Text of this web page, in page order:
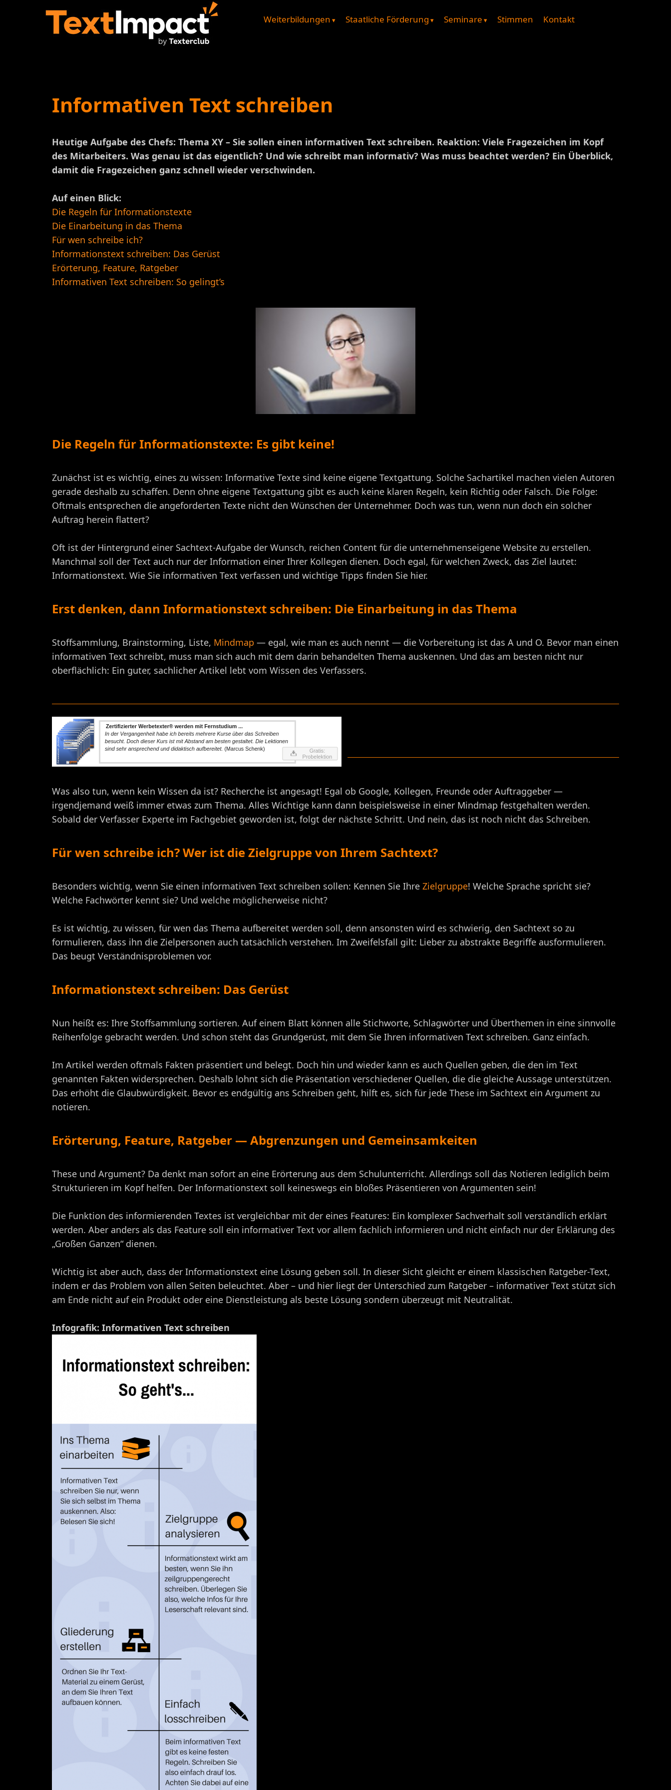
Weiterbildungen Staatliche Förderung Seminare Stimmen Kontakt
Informativen Text schreiben
Heutige Aufgabe des Chefs: Thema XY – Sie sollen einen informativen Text schreiben. Reaktion: Viele Fragezeichen im Kopf
des Mitarbeiters. Was genau ist das eigentlich? Und wie schreibt man informativ? Was muss beachtet werden? Ein Überblick,
damit die Fragezeichen ganz schnell wieder verschwinden.
Auf einen Blick:
Die Regeln für Informationstexte
Die Einarbeitung in das Thema
Für wen schreibe ich?
Informationstext schreiben: Das Gerüst
Erörterung, Feature, Ratgeber
Informativen Text schreiben: So gelingt’s
Die Regeln für Informationstexte: Es gibt keine!
Zunächst ist es wichtig, eines zu wissen: Informative Texte sind keine eigene Textgattung. Solche Sachartikel machen vielen Autoren
gerade deshalb zu schaffen. Denn ohne eigene Textgattung gibt es auch keine klaren Regeln, kein Richtig oder Falsch. Die Folge:
Oftmals entsprechen die angeforderten Texte nicht den Wünschen der Unternehmer. Doch was tun, wenn nun doch ein solcher
Auftrag herein flattert?
Oft ist der Hintergrund einer Sachtext-Aufgabe der Wunsch, reichen Content für die unternehmenseigene Website zu erstellen.
Manchmal soll der Text auch nur der Information einer Ihrer Kollegen dienen. Doch egal, für welchen Zweck, das Ziel lautet:
Informationstext. Wie Sie informativen Text verfassen und wichtige Tipps finden Sie hier.
Erst denken, dann Informationstext schreiben: Die Einarbeitung in das Thema
Stoffsammlung, Brainstorming, Liste, Mindmap — egal, wie man es auch nennt — die Vorbereitung ist das A und O. Bevor man einen
informativen Text schreibt, muss man sich auch mit dem darin behandelten Thema auskennen. Und das am besten nicht nur
oberflächlich: Ein guter, sachlicher Artikel lebt vom Wissen des Verfassers.
Was also tun, wenn kein Wissen da ist? Recherche ist angesagt! Egal ob Google, Kollegen, Freunde oder Auftraggeber —
irgendjemand weiß immer etwas zum Thema. Alles Wichtige kann dann beispielsweise in einer Mindmap festgehalten werden.
Sobald der Verfasser Experte im Fachgebiet geworden ist, folgt der nächste Schritt. Und nein, das ist noch nicht das Schreiben.
Für wen schreibe ich? Wer ist die Zielgruppe von Ihrem Sachtext?
Besonders wichtig, wenn Sie einen informativen Text schreiben sollen: Kennen Sie Ihre Zielgruppe! Welche Sprache spricht sie?
Welche Fachwörter kennt sie? Und welche möglicherweise nicht?
Es ist wichtig, zu wissen, für wen das Thema aufbereitet werden soll, denn ansonsten wird es schwierig, den Sachtext so zu
formulieren, dass ihn die Zielpersonen auch tatsächlich verstehen. Im Zweifelsfall gilt: Lieber zu abstrakte Begriffe ausformulieren.
Das beugt Verständnisproblemen vor.
Informationstext schreiben: Das Gerüst
Nun heißt es: Ihre Stoffsammlung sortieren. Auf einem Blatt können alle Stichworte, Schlagwörter und Überthemen in eine sinnvolle
Reihenfolge gebracht werden. Und schon steht das Grundgerüst, mit dem Sie Ihren informativen Text schreiben. Ganz einfach.
Im Artikel werden oftmals Fakten präsentiert und belegt. Doch hin und wieder kann es auch Quellen geben, die den im Text
genannten Fakten widersprechen. Deshalb lohnt sich die Präsentation verschiedener Quellen, die die gleiche Aussage unterstützen.
Das erhöht die Glaubwürdigkeit. Bevor es endgültig ans Schreiben geht, hilft es, sich für jede These im Sachtext ein Argument zu
notieren.
Erörterung, Feature, Ratgeber — Abgrenzungen und Gemeinsamkeiten
These und Argument? Da denkt man sofort an eine Erörterung aus dem Schulunterricht. Allerdings soll das Notieren lediglich beim
Strukturieren im Kopf helfen. Der Informationstext soll keineswegs ein bloßes Präsentieren von Argumenten sein!
Die Funktion des informierenden Textes ist vergleichbar mit der eines Features: Ein komplexer Sachverhalt soll verständlich erklärt
werden. Aber anders als das Feature soll ein informativer Text vor allem fachlich informieren und nicht einfach nur der Erklärung des
„Großen Ganzen“ dienen.
Wichtig ist aber auch, dass der Informationstext eine Lösung geben soll. In dieser Sicht gleicht er einem klassischen Ratgeber-Text,
indem er das Problem von allen Seiten beleuchtet. Aber – und hier liegt der Unterschied zum Ratgeber – informativer Text stützt sich
am Ende nicht auf ein Produkt oder eine Dienstleistung als beste Lösung sondern überzeugt mit Neutralität.
Infografik: Informativen Text schreiben